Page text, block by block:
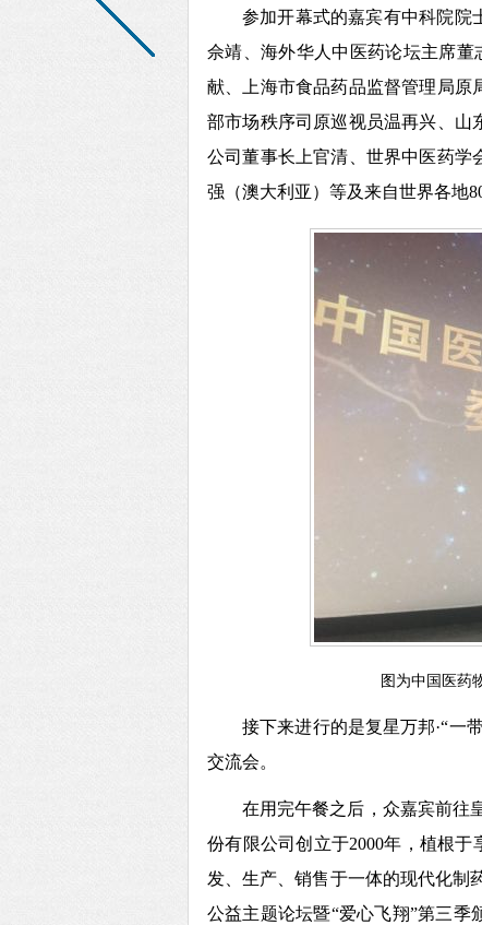
参加开幕式的嘉宾有中科院院
佘靖、海外华人中医药论坛主席
献、上海市食品药品监督管理局原
部市场秩序司原巡视员温再兴、山
公司董事长上官清、世界中医药学
强（澳大利亚）等及来自世界各地
图为中国医药
接下来进行的是复星万邦·“一
交流会。
在用完午餐之后，众嘉宾前往
份有限公司创立于2000年，植根
发、生产、销售于一体的现代化制
公益主题论坛暨“爱心飞翔”第三